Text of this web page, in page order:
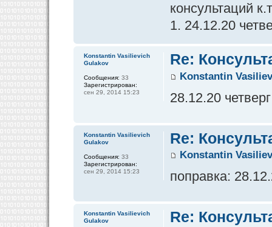
консультаций
1. 24.12.20
Re:
Konstantin
28.12.20
Konstantin Vasilievich
Gulakov
Сообщения: 33
Зарегистрирован:
сен 29, 2014 15:23
Re:
Konstantin
поправка:
Konstantin Vasilievich
Gulakov
Сообщения: 33
Зарегистрирован:
сен 29, 2014 15:23
Re:
Konstantin Vasilievich
Gulakov